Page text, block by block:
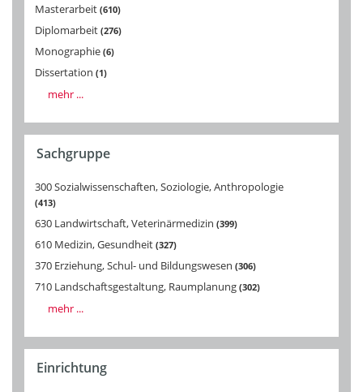
Masterarbeit 610
Diplomarbeit 276
Monographie 6
Dissertation 1
mehr ...
Sachgruppe
300 Sozialwissenschaften, Soziologie, Anthropologie
413
630 Landwirtschaft, Veterinärmedizin 399
610 Medizin, Gesundheit 327
370 Erziehung, Schul- und Bildungswesen 306
710 Landschaftsgestaltung, Raumplanung 302
mehr ...
Einrichtung